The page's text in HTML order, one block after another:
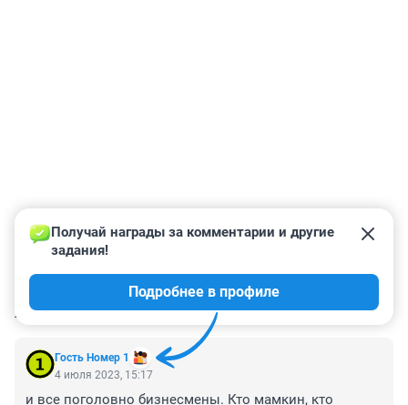
КОММЕНТАРИИ 148
Гость Номер 1
Получай награды за комментарии и другие
задания!
Подробнее в профиле
4 июля 2023, 15:17
и все поголовно бизнесмены. Кто мамкин, кто